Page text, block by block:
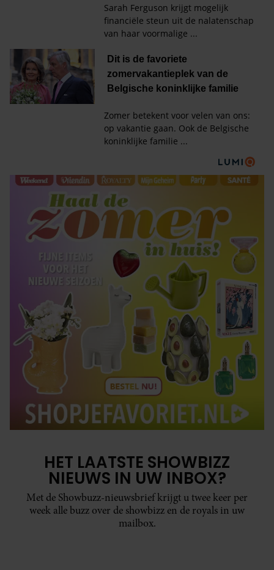
HET LAATSTE SHOWBIZZ
NIEUWS IN UW INBOX?
Met de Showbuzz-nieuwsbrief krijgt u twee keer per
week alle buzz over de showbizz en de royals in uw
mailbox.